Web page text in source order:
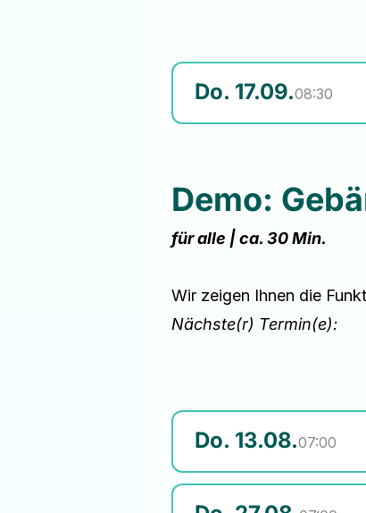
Do. 17.09.08:30
Demo:
für alle | ca. 30 Min.
Wir zeigen Ihnen die
Nächste(r) Termin(e):
Do. 13.08.07:00